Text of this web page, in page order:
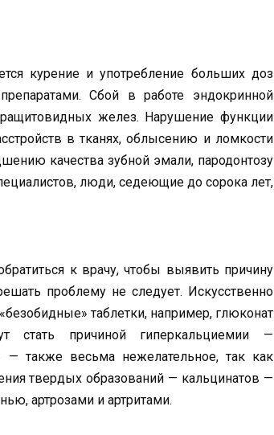
курение и упот­ребление больших доз
Сбой в работе эндок­ринной
желез. Нарушение функции
в тканях, облысению и ломкости
ка­чества зубной эмали, пародонтозу
люди, седе­ющие до сорока лет,
к вра­чу, чтобы выявить причину
проблему не следует. Искус­ственно
таблетки, например, глюконат
стать причиной гиперкальциемии —
также весьма нежелатель­ное, так как
твердых образований — кальцинатов —
артрозами и артритами.